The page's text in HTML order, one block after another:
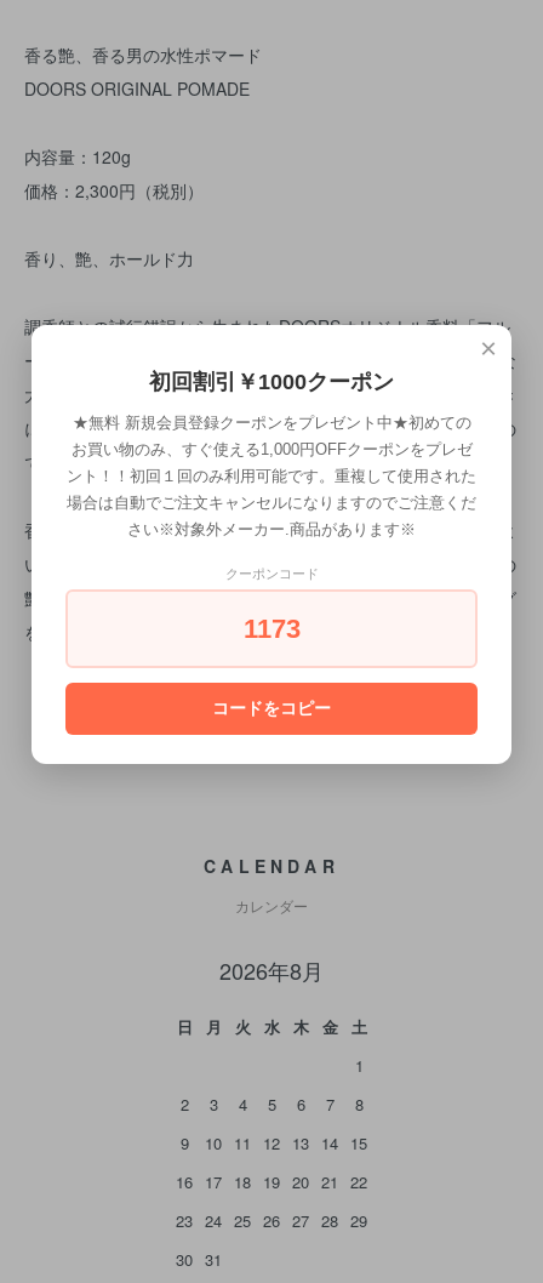
香る艶、香る男の水性ポマード
DOORS ORIGINAL POMADE
内容量：120g
価格：2,300円（税別）
香り、艶、ホールド力
調香師との試行錯誤から生まれたDOORSオリジナル香料「フル
ーティ＆フゼアノート」を潤沢に配合した、芳醇な甘く爽やかな
大人の香りが漂う水性ポマードです。髪に塗布後も手にベタつき
にくく、ホールド力、艶感が高いハードタイプです。水性ですの
で流水、シャンプーだけで簡単に洗い流せます。
香る艶、香る男、テーマは「香りをまとう」。一日を通して程よ
いフレグランスを体感いただけます。また、ポマードならではの
艶感、ウェット感とセット、ホールド力で、様々なスタイリング
を香りとともにキープします。
CALENDAR
カレンダー
2026年8月
日 月 火 水 木 金
土
1
2
3 4 5 6 7
8
9
10 11 12 13 14 15
16 17 18 19 20 21
22
23 24 25 26 27 28 29
30 31
×
初回割引￥1000クーポン
★無料 新規会員登録クーポンをプレゼント中★初めての
お買い物のみ、すぐ使える1,000円OFFクーポンをプレゼ
ント！！初回１回のみ利用可能です。重複して使用された
場合は自動でご注文キャンセルになりますのでご注意くだ
さい※対象外メーカー.商品があります※
クーポンコード
1173
コードをコピー